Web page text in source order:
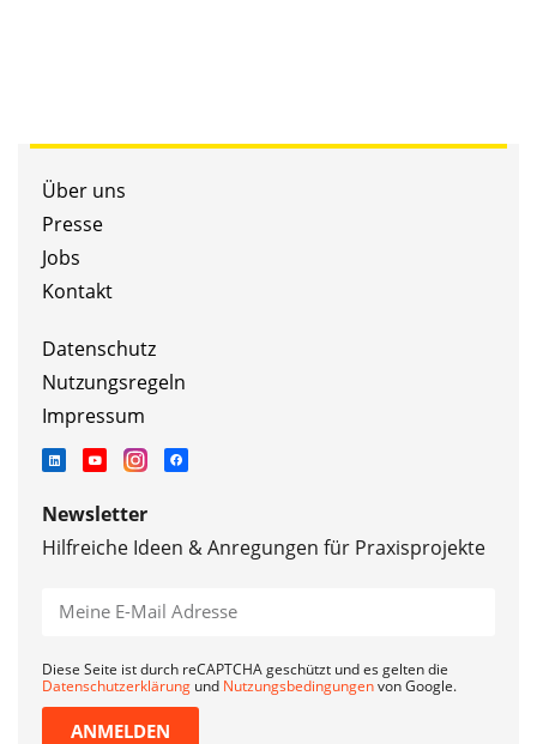
Über uns
Presse
Jobs
Kontakt
Datenschutz
Nutzungsregeln
Impressum
Newsletter
Hilfreiche Ideen & Anregungen für Praxisprojekte
Diese Seite ist durch reCAPTCHA geschützt und es gelten die
Datenschutzerklärung und Nutzungsbedingungenvon Google.
ANMELDEN